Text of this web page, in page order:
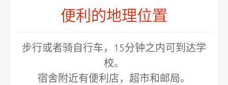
便利的地理位置
步行或者骑自行车，15分钟之内可到达学
校。
宿舍附近有便利店，超市和邮局。